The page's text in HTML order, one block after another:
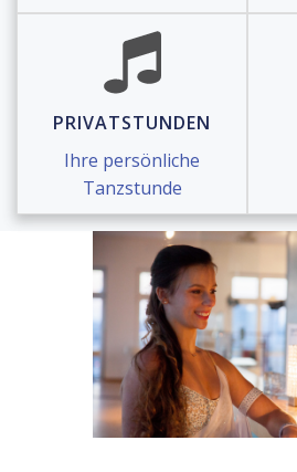
PRIVATSTUNDEN
Ihre persönliche
Tanzstunde